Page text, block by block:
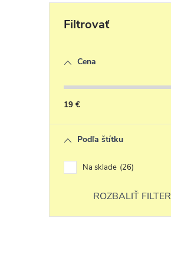
Cena
19 €
Podľa štítku
Na sklade 26
ROZBALIŤ FILTER